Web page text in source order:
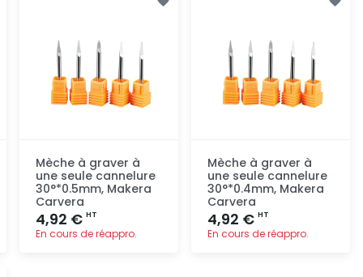
Mèche à graver à
une seule cannelure
30°*0.5mm, Makera
Carvera
4,92 €HT
En cours de réappro.
Mèche à graver à
une seule cannelure
30°*0.4mm, Makera
Carvera
4,92 €HT
En cours de réappro.